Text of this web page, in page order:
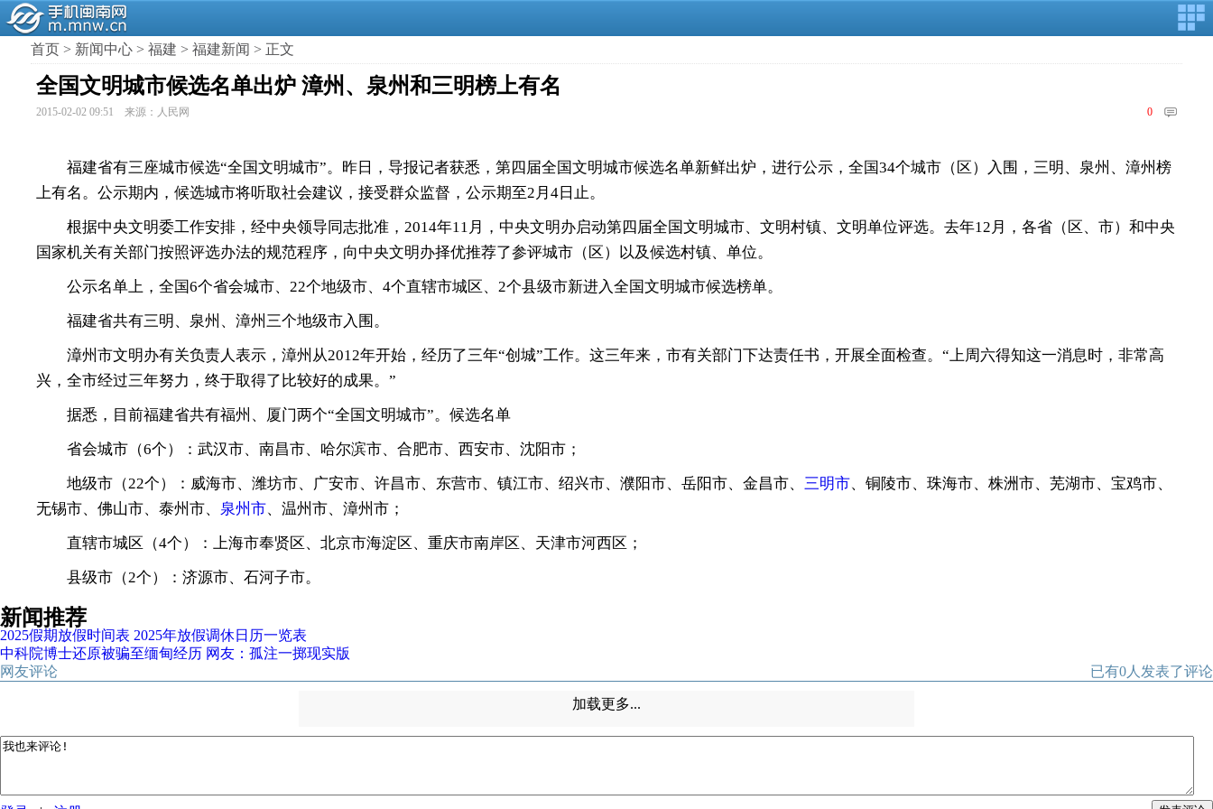
首页> 新闻中心> 福建 > 福建新闻 > 正文
全国文明城市候选名单出炉 漳州、泉州和三明榜上有名
2015-02-02 09:51 来源：人民网 0
福建省有三座城市候选“全国文明城市”。昨日，导报记者获悉，第四届全国文明城市候选名单新鲜出炉，进行公示，全国34个城市（区）入围，三明、泉州、漳州榜
上有名。公示期内，候选城市将听取社会建议，接受群众监督，公示期至2月4日止。
根据中央文明委工作安排，经中央领导同志批准，2014年11月，中央文明办启动第四届全国文明城市、文明村镇、文明单位评选。去年12月，各省（区、市）和中央
国家机关有关部门按照评选办法的规范程序，向中央文明办择优推荐了参评城市（区）以及候选村镇、单位。
公示名单上，全国6个省会城市、22个地级市、4个直辖市城区、2个县级市新进入全国文明城市候选榜单。
福建省共有三明、泉州、漳州三个地级市入围。
漳州市文明办有关负责人表示，漳州从2012年开始，经历了三年“创城”工作。这三年来，市有关部门下达责任书，开展全面检查。“上周六得知这一消息时，非常高
兴，全市经过三年努力，终于取得了比较好的成果。”
据悉，目前福建省共有福州、厦门两个“全国文明城市”。候选名单
省会城市（6个）：武汉市、南昌市、哈尔滨市、合肥市、西安市、沈阳市；
地级市（22个）：威海市、潍坊市、广安市、许昌市、东营市、镇江市、绍兴市、濮阳市、岳阳市、金昌市、三明市、铜陵市、珠海市、株洲市、芜湖市、宝鸡市、
无锡市、佛山市、泰州市、 泉州市、温州市、漳州市；
直辖市城区（4个）：上海市奉贤区、北京市海淀区、重庆市南岸区、天津市河西区；
县级市（2个）：济源市、石河子市。
新闻推荐
2025假期放假时间表 2025年放假调休日历一览表
中科院博士还原被骗至缅甸经历 网友：孤注一掷现实版
已有0 人发表了评论
网友评论
加载更多...